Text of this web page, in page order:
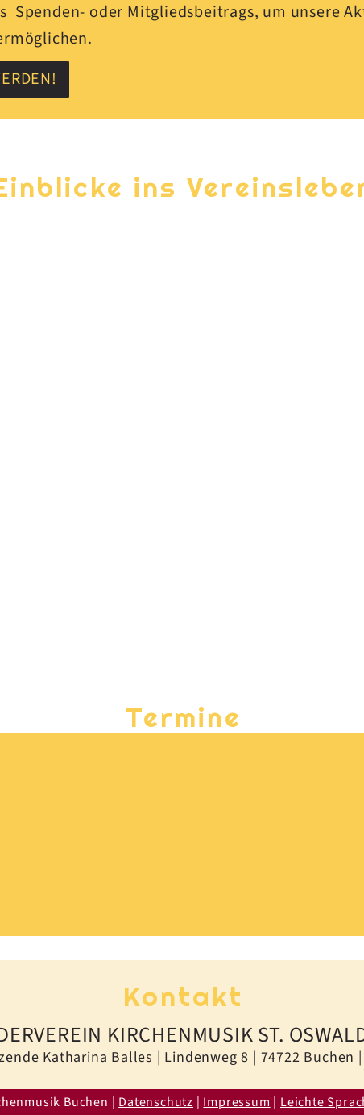
Spenden- oder Mitgliedsbeitrags, um unsere
ins
Termine
Kontakt
KIRCHENMUSIK ST.
Katharina Balles | Lindenweg 8 | 74722 Buchen
Buchen |Datenschutz|Impressum| Leichte